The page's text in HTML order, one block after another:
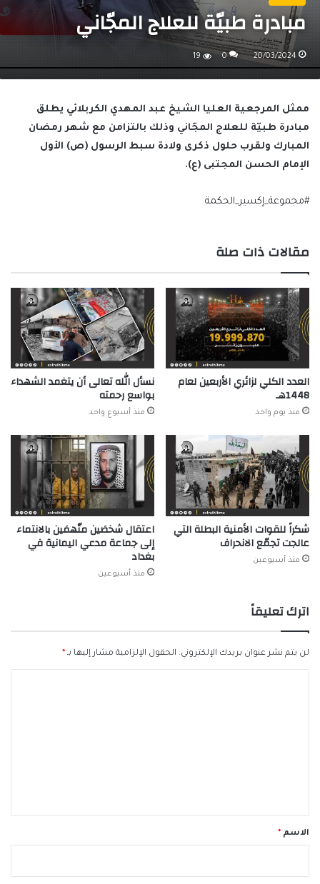
مبادرة طبيّة للعلاج المجّاني
20/03/2024
0
19
ممثل المرجعية العليا الشيخ عبد المهدي الكربلائي يطلق
مبادرة طبيّة للعلاج المجّاني وذلك بالتزامن مع شهر رمضان
المبارك ولقرب حلول ذكرى ولادة سبط الرسول (ص) الأول
الإمام الحسن المجتبى (ع).
#مجموعة_إكسير_الحكمة
مقالات ذات صلة
العدد الكلي لزائري الأربعين لعام
1448هـ
منذ يوم واحد
نسأل الله تعالى أن يتغمد الشهداء
بواسع رحمته
منذ أسبوع واحد
شكراً للقوات الأمنية البطلة التي
عالجت تجمّع الانحراف
منذ أسبوعين
اعتقال شخصَين متّهمَين بالانتماء
إلى جماعة مدعي اليمانية في
بغداد
منذ أسبوعين
اترك تعليقاً
لن يتم نشر عنوان بريدك الإلكتروني. الحقول الإلزامية مشار إليها بـ *
*الاسم *